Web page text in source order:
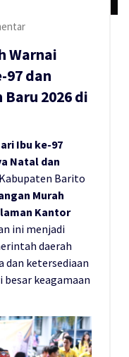
Warnai
97 dan
2026 di
Ibu ke-97
Natal dan
Barito
Murah
Kantor
ini menjadi
daerah
dan ketersediaan
keagamaan